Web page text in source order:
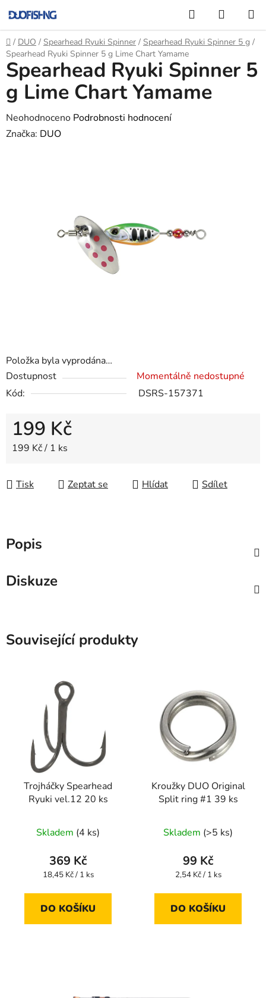
na
obsah
Hledat
KOŠÍK
Domů
/ DUO / Spearhead Ryuki Spinner / Spearhead Ryuki Spinner 5 g /
Spearhead Ryuki Spinner 5 g Lime Chart Yamame
Položka byla vyprodána…
Dostupnost
Momentálně nedostupné
Kód:
DSRS-157371
199 Kč
Měrná cena:
199 Kč / 1 ks
Tisk Zeptat se Hlídat Sdílet
Spearhead Ryuki Spinner 5
g Lime Chart Yamame
Průměrné
hodnocení
Neohodnoceno Podrobnosti hodnocení
Značka: DUO
Popis
Diskuze
Související produkty
Trojháčky Spearhead
Ryuki vel.12 20 ks
Skladem (4 ks)
369 Kč
Měrná
18,45 Kč / 1 ks
DO KOŠÍKU
Kroužky DUO Original
Split ring #1 39 ks
Skladem (>5 ks)
99 Kč
Měrná
2,54 Kč / 1 ks
DO KOŠÍKU